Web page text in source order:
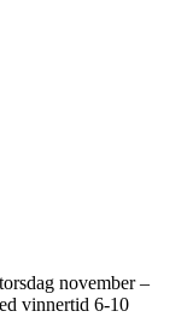
november –
vinnertid 6-10